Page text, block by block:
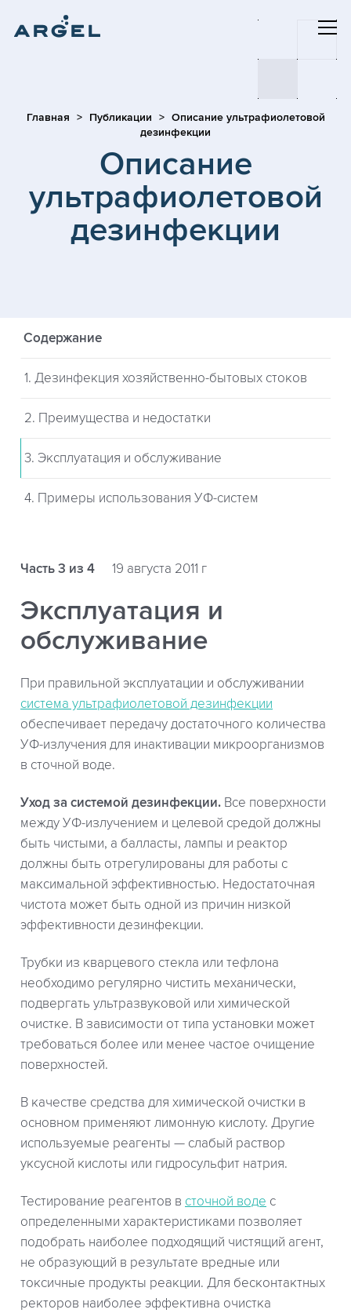
Главная Публикации
Описание ультрафиолетовой
дезинфекции
Описание
ультрафиолетовой
дезинфекции
Содержание
1. Дезинфекция хозяйственно-бытовых стоков
2. Преимущества и недостатки
3. Эксплуатация и обслуживание
4. Примеры использования УФ-систем
Часть 3 из 4 19 августа 2011 г
Эксплуатация и
обслуживание
При правильной эксплуатации и обслуживании
система ультрафиолетовой дезинфекции
обеспечивает передачу достаточного количества
УФ-излучения для инактивации микроорганизмов
в сточной воде.
Уход за системой дезинфекции. Все поверхности
между УФ-излучением и целевой средой должны
быть чистыми, а балласты, лампы и реактор
должны быть отрегулированы для работы с
максимальной эффективностью. Недостаточная
чистота может быть одной из причин низкой
эффективности дезинфекции.
Трубки из кварцевого стекла или тефлона
необходимо регулярно чистить механически,
подвергать ультразвуковой или химической
очистке. В зависимости от типа установки может
требоваться более или менее частое очищение
поверхностей.
В качестве средства для химической очистки в
основном применяют лимонную кислоту. Другие
используемые реагенты — слабый раствор
уксусной кислоты или гидросульфит натрия.
Тестирование реагентов в сточной воде с
определенными характеристиками позволяет
подобрать наиболее подходящий чистящий агент,
не образующий в результате вредные или
токсичные продукты реакции. Для бесконтактных
ректоров наиболее эффективна очистка